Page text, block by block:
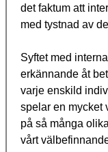
det faktum att
med tystnad av
Syftet med
erkännande åt
varje enskild
spelar en mycket
på så många
vårt